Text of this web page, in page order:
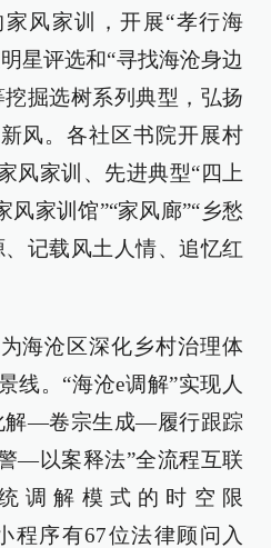
风家训，开展“孝行海
星评选和“寻找海沧身边
掘选树系列典型，弘扬
风。各社区书院开展村
风家训、先进典型“四上
风家训馆”“家风廊”“乡愁
记载风土人情、追忆红
海沧区深化乡村治理体
线。“海沧e调解”实现人
解—卷宗生成—履行跟踪
—以案释法”全流程互联
调解模式的时空限
程序有67位法律顾问入